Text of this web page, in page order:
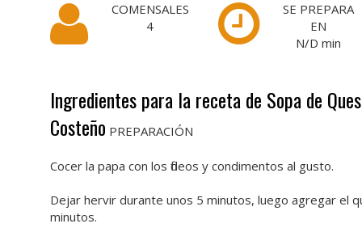
COMENSALES
4
SE PREPARA
EN
N/D min
Ingredientes para la receta de Sopa de
Costeño PREPARACIÓN
Cocer la papa con los fideos y condimentos al gusto.
Dejar hervir durante unos 5 minutos, luego agregar el
minutos.